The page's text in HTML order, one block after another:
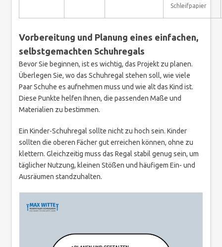
Schleifpapier
Vorbereitung und Planung eines einfachen,
selbstgemachten Schuhregals
Bevor Sie beginnen, ist es wichtig, das Projekt zu planen.
Überlegen Sie, wo das Schuhregal stehen soll, wie viele
Paar Schuhe es aufnehmen muss und wie alt das Kind ist.
Diese Punkte helfen Ihnen, die passenden Maße und
Materialien zu bestimmen.
Ein Kinder-Schuhregal sollte nicht zu hoch sein. Kinder
sollten die oberen Fächer gut erreichen können, ohne zu
klettern. Gleichzeitig muss das Regal stabil genug sein, um
täglicher Nutzung, kleinen Stößen und häufigem Ein- und
Ausräumen standzuhalten.